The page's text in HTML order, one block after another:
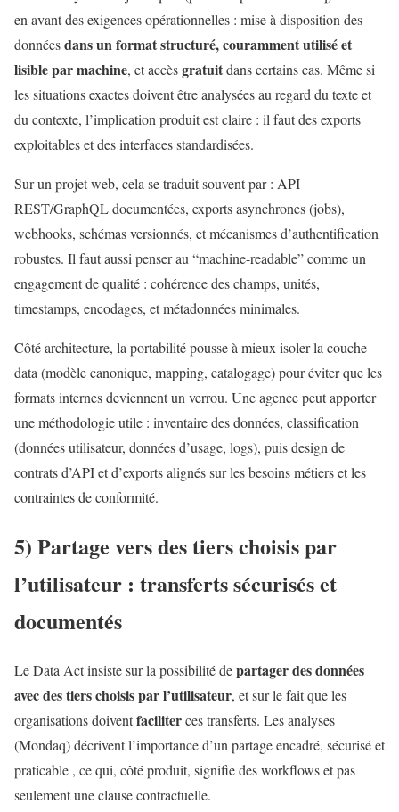
en avant des exigences opérationnelles : mise à disposition des
donnéesdans un format structuré, couramment utilisé et
lisible par machine, et accèsgratuitdans certains cas. Même si
les situations exactes doivent être analysées au regard du texte et
du contexte, l’implication produit est claire : il faut des exports
exploitables et des interfaces standardisées.
Sur un projet web, cela se traduit souvent par : API
REST/GraphQL documentées, exports asynchrones (jobs),
webhooks, schémas versionnés, et mécanismes d’authentification
robustes. Il faut aussi penser au “machine-readable” comme un
engagement de qualité : cohérence des champs, unités,
timestamps, encodages, et métadonnées minimales.
Côté architecture, la portabilité pousse à mieux isoler la couche
data (modèle canonique, mapping, catalogage) pour éviter que les
formats internes deviennent un verrou. Une agence peut apporter
une méthodologie utile : inventaire des données, classification
(données utilisateur, données d’usage, logs), puis design de
contrats d’API et d’exports alignés sur les besoins métiers et les
contraintes de conformité.
5) Partage vers des tiers choisis par
l’utilisateur : transferts sécurisés et
documentés
Le Data Act insiste sur la possibilité departager des données
avec des tiers choisis par l’utilisateur, et sur le fait que les
organisations doiventfaciliterces transferts. Les analyses
(Mondaq) décrivent l’importance d’un partage encadré, sécurisé et
praticable , ce qui, côté produit, signifie des workflows et pas
seulement une clause contractuelle.